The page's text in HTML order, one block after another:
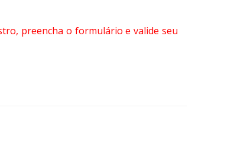
preencha o formulário e valide seu